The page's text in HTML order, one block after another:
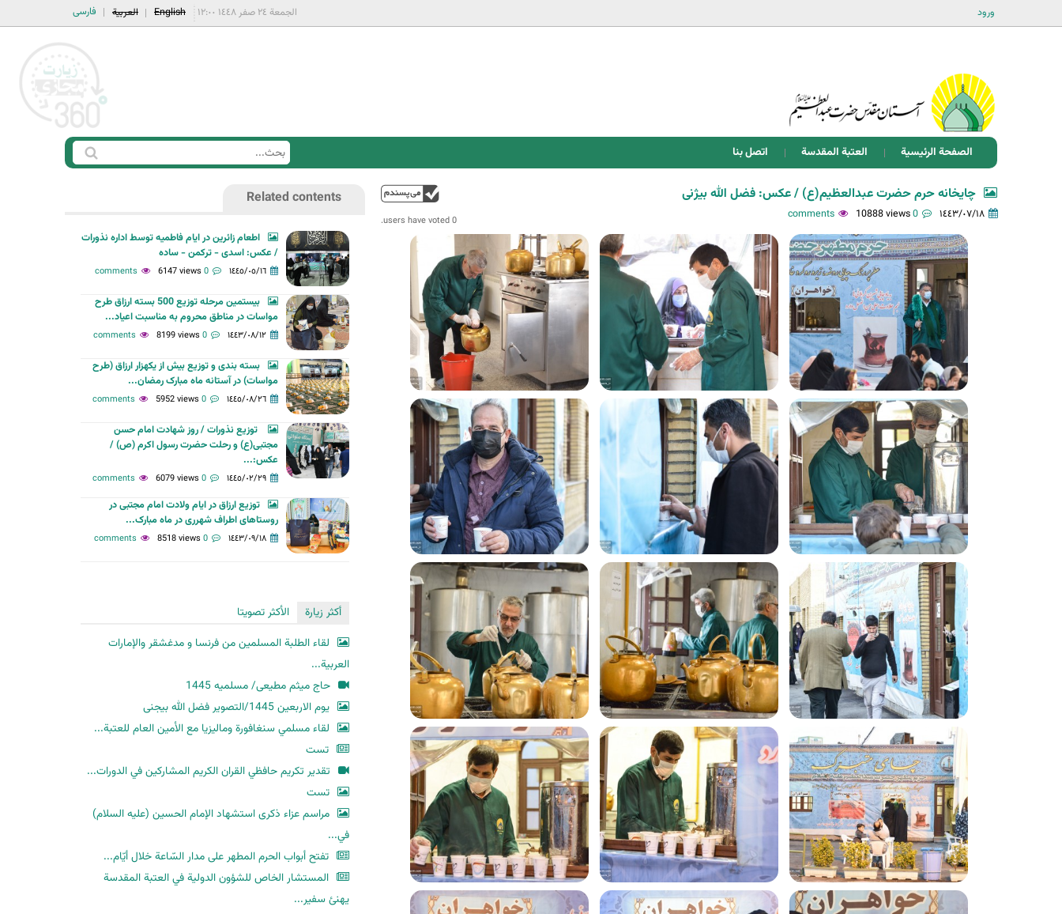
ورود فارسی العربية English الجمعة ٢٤ صفر ١٤٤٨ ١٢:٠٠
الصفحة الرئيسية العتبة المقدسة اتصل بنا
ا
س
ح
ث
ب
ح
0 users have voted.
چایخانه حرم حضرت عبدالعظیم(ع) / عکس: فضل الله بیژنی
١٤٤٣/٠٧/١٨ 0 comments
10888 views
Related contents
اطعام زائرین در ایام فاطمیه توسط اداره نذورات
/ عکس: اسدی - ترکمن - ساده
١٤٤٥/٠٥/١٦ 0 comments
6147 views
بیستمین مرحله توزیع 500 بسته ارزاق طرح
مواسات در مناطق محروم به مناسبت اعیاد...
١٤٤٣/٠٨/١٢ 0 comments
8199 views
بسته بندی و توزیع بیش از یکهزار ارزاق (طرح
مواسات) در آستانه ماه مبارک رمضان...
١٤٤٥/٠٨/٢٦ 0 comments
5952 views
توزیع نذورات / روز شهادت امام حسن
مجتبی(ع) و رحلت حضرت رسول اکرم (ص) /
عکس:...
١٤٤٥/٠٢/٢٩ 0 comments
6079 views
توزیع ارزاق در ایام ولادت امام مجتبی در
روستاهای اطراف شهرری در ماه مبارک...
١٤٤٣/٠٩/١٨ 0 comments
8518 views
أكثر زيارة
الأكثر تصويتا
لقاء الطلبة المسلمين من فرنسا و مدغشقر والإمارات
العربية...
حاج میثم مطیعی/ مسلمیه 1445
یوم الاربعین 1445/التصویر فضل الله بیجنی
لقاء مسلمي سنغافورة وماليزيا مع الأمين العام للعتبة...
تست
تقدير تكريم حافظي القران الكريم المشاركين في الدورات...
تست
مراسم عزاء ذكرى استشهاد الإمام الحسين (عليه السلام)
في...
تفتح أبواب الحرم المطهر على مدار السّاعة خلال أيّام...
المستشار الخاص للشؤون الدولية في العتبة المقدسة
يهنئ سفير...